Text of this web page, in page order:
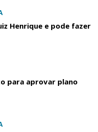
Henrique e pode fazer
para aprovar plano